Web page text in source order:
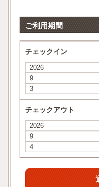
ご利用期間
チェックイン
チェックアウト